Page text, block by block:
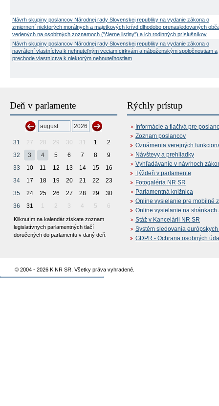
Návrh skupiny poslancov Národnej rady Slovenskej republiky na vydanie zákona o
zmiernení niektorých morálnych a majetkových krívd dlhodobo prenasledovaných
vedených na osobitných zoznamoch ("čierne listiny") a ich rodinných príslušníkov
Návrh skupiny poslancov Národnej rady Slovenskej republiky na vydanie zákona o
navrátení vlastníctva k nehnuteľným veciam cirkvám a náboženským spoločnostiam a
prechode vlastníctva k niektorým nehnuteľnostiam
Deň v parlamente
31 27 28 29 30 31 1
2
32
3 4 5 6 7 8
9
33
10 11 12 13 14 15
16
34
17 18 19 20 21 22
23
35
24 25 26 27 28 29
30
36
31 1 2 3 4 5 6
Kliknutím na kalendár získate zoznam
legislatívnych parlamentných tlačí
doručených do parlamentu v daný deň.
Rýchly prístup
Informácie a tlačivá pre
Zoznam poslancov
Oznámenia verejných
Návštevy a prehliadky
Vyhľadávanie v návrhoch
Týždeň v parlamente
Fotogaléria NR SR
Parlamentná knižnica
Online vysielanie pre mobilné
Online vysielanie na stránkach
Stáž v Kancelárii NR SR
Systém sledovania
GDPR - Ochrana osobných
© 2004 - 2026 K NR SR. Všetky práva vyhradené.